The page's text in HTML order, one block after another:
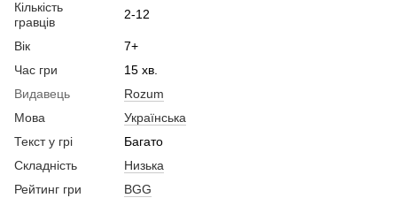
Кількість
гравців
2-12
Вік
7+
Час гри
15 хв.
Видавець
Rozum
Мова
Українська
Текст у грі
Багато
Складність
Низька
Рейтинг гри
BGG